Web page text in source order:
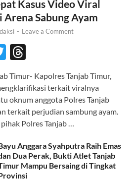
Kasus Video Viral
Sabung Ayam
- Leave a Comment
T
itt
er
e
a
ds
Timur- Kapolres Tanjab Timur,
terkait viralnya
oknum anggota Polres Tanjab
terkait perjudian sambung ayam.
Polres Tanjab …
Anggara Syahputra Raih Emas
Dua Perak, Bukti Atlet Tanjab
Mampu Bersaing di Tingkat